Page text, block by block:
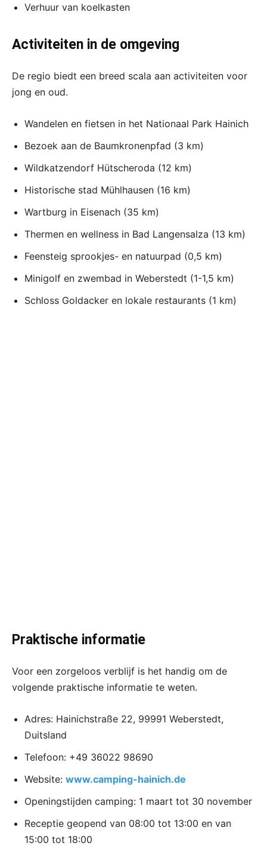
Verhuur van koelkasten
Activiteiten in de omgeving
De regio biedt een breed scala aan activiteiten voor
jong en oud.
Wandelen en fietsen in het Nationaal Park Hainich
Bezoek aan de Baumkronenpfad (3 km)
Wildkatzendorf Hütscheroda (12 km)
Historische stad Mühlhausen (16 km)
Wartburg in Eisenach (35 km)
Thermen en wellness in Bad Langensalza (13 km)
Feensteig sprookjes- en natuurpad (0,5 km)
Minigolf en zwembad in Weberstedt (1-1,5 km)
Schloss Goldacker en lokale restaurants (1 km)
Praktische informatie
Voor een zorgeloos verblijf is het handig om de
volgende praktische informatie te weten.
Adres: Hainichstraße 22, 99991 Weberstedt,
Duitsland
Telefoon: +49 36022 98690
Website: www.camping-hainich.de
Openingstijden camping: 1 maart tot 30 november
Receptie geopend van 08:00 tot 13:00 en van
15:00 tot 18:00